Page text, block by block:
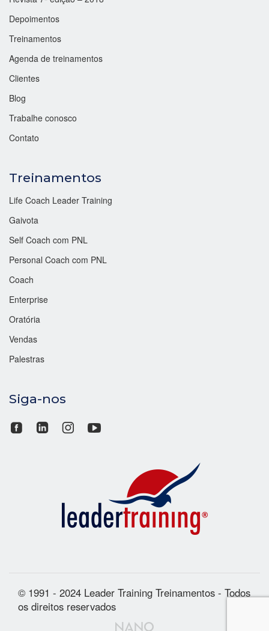
Depoimentos
Treinamentos
Agenda de treinamentos
Clientes
Blog
Trabalhe conosco
Contato
Treinamentos
Life Coach Leader Training
Gaivota
Self Coach com PNL
Personal Coach com PNL
Coach
Enterprise
Oratória
Vendas
Palestras
Siga-nos
© 1991 - 2024 Leader Training Treinamentos - Todos
os direitos reservados